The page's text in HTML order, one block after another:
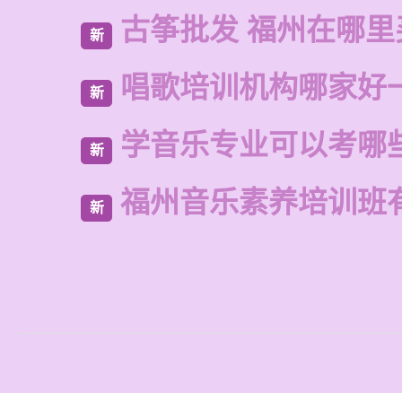
新 古筝批发 福州在哪
新 唱歌培训机构哪家好
新 学音乐专业可以考哪
新 福州音乐素养培训班